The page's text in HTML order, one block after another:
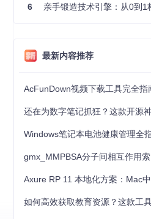
6 亲手锻造技术引擎：从0到1构建核心系统
最新内容推荐
AcFunDown视频下载工具完全指